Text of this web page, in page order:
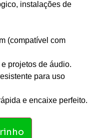
instalações de
(compatível com
projetos de áudio.
para uso
e encaixe perfeito.